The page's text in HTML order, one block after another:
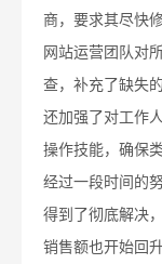
商，要求其尽快
网站运营团队对
查，补充了缺失
还加强了对工作
操作技能，确保
经过一段时间的
得到了彻底解决
销售额也开始回升